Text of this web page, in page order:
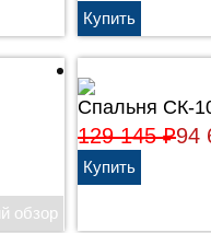
Спальня СК-
129 145₽94